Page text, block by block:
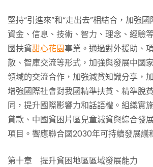
堅持“引進來”和“走出去”相結合，加強
資金、信息、技術、智力、理念、經驗
國扶貧甜心花園事業。通過對外援助、
散、智庫交流等形式，加強與發展中國
領域的交流合作，加強減貧知識分享，
增強國際社會對我國精準扶貧、精準脫
同，提升國際影響力和話語權。組織實
貸款、中國貧困片區兒童減貧與綜合發
項目。響應聯合國2030年可持續發展議
第十章 提升貧困地區區域發展能力